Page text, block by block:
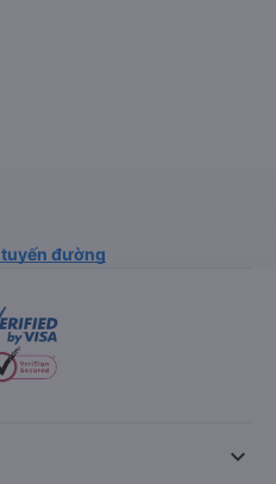
tuyến đường
keyboard_arrow_down